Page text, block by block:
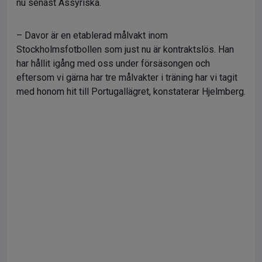
nu senast Assyriska.
– Davor är en etablerad målvakt inom
Stockholmsfotbollen som just nu är kontraktslös. Han
har hållit igång med oss under försäsongen och
eftersom vi gärna har tre målvakter i träning har vi tagit
med honom hit till Portugallägret, konstaterar Hjelmberg.